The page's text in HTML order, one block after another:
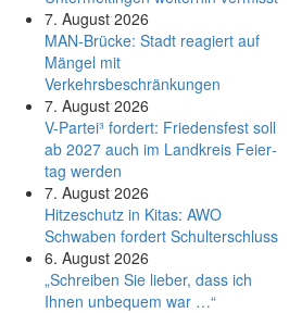
7. August 2026
MAN-Brücke: Stadt reagiert auf
Mängel mit
Verkehrsbeschränkungen
7. August 2026
V-Partei­³ fordert: Friedens­fest soll
ab 2027 auch im Land­kreis Feier­
tag werden
7. August 2026
Hitzeschutz in Kitas: AWO
Schwaben fordert Schulterschluss
6. August 2026
„Schreiben Sie lieber, dass ich
Ihnen unbequem war …“